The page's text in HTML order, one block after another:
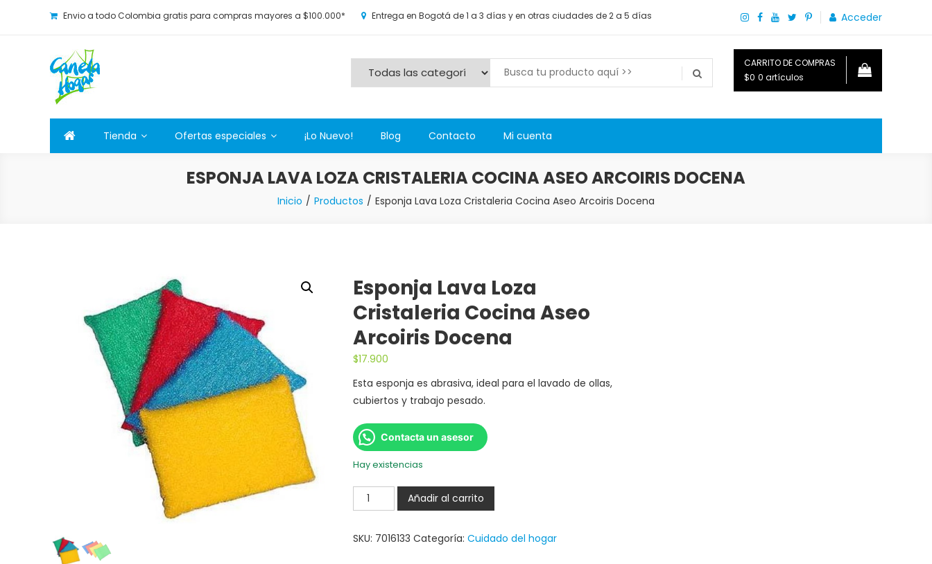
Envio a todo Colombia gratis para compras mayores a $100.000* Entrega en Bogotá de 1 a 3 días y en otras ciudades de 2 a 5 días Acceder
Canela Hogar
CARRITO DE COMPRAS
$0 0 artículos
Tienda Ofertas especiales ¡Lo Nuevo! Blog Contacto Mi cuenta
ESPONJA LAVA LOZA CRISTALERIA COCINA ASEO ARCOIRIS DOCENA
Inicio Productos Esponja Lava Loza Cristaleria Cocina Aseo Arcoiris Docena
Esponja Lava Loza
Cristaleria Cocina Aseo
Arcoiris Docena
$17.900
Esta esponja es abrasiva, ideal para el lavado de ollas,
cubiertos y trabajo pesado.
Contacta un asesor
Hay existencias
Añadir al carrito
SKU: 7016133 Categoría: Cuidado del hogar